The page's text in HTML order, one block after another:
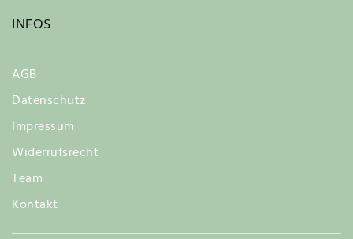
INFOS
AGB
Datenschutz
Impressum
Widerrufsrecht
Team
Kontakt